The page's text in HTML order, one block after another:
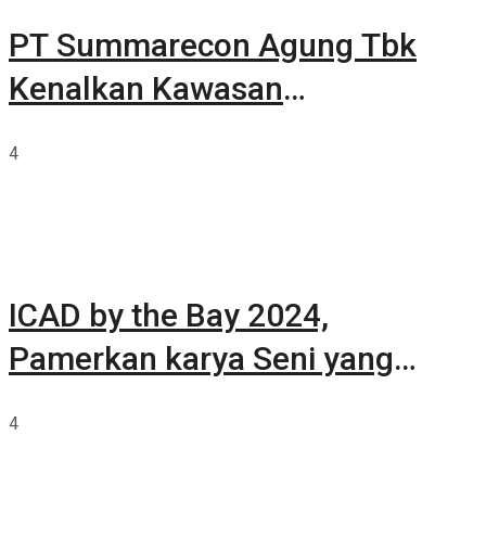
PT Summarecon Agung Tbk
Kenalkan Kawasan
4
ICAD by the Bay 2024,
Pamerkan karya Seni yang
4